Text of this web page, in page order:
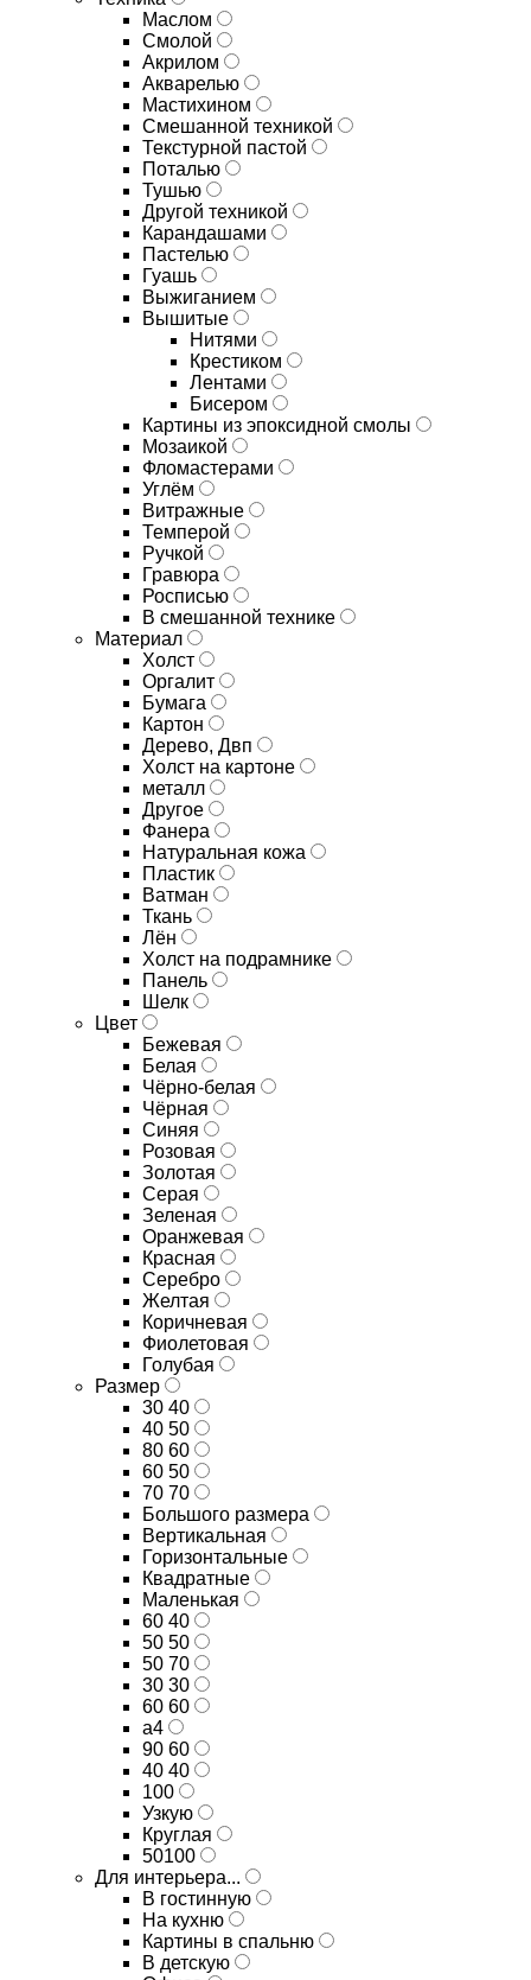
Маслом
Смолой
Акрилом
Акварелью
Мастихином
Смешанной техникой
Текстурной пастой
Поталью
Тушью
Другой техникой
Карандашами
Пастелью
Гуашь
Выжиганием
Вышитые
Нитями
Крестиком
Лентами
Бисером
Картины из эпоксидной смолы
Мозаикой
Фломастерами
Углём
Витражные
Темперой
Ручкой
Гравюра
Росписью
В смешанной технике
Материал
Холст
Оргалит
Бумага
Картон
Дерево, Двп
Холст на картоне
металл
Другое
Фанера
Натуральная кожа
Пластик
Ватман
Ткань
Лён
Холст на подрамнике
Панель
Шелк
Цвет
Бежевая
Белая
Чёрно-белая
Чёрная
Синяя
Розовая
Золотая
Серая
Зеленая
Оранжевая
Красная
Серебро
Желтая
Коричневая
Фиолетовая
Голубая
Размер
30 40
40 50
80 60
60 50
70 70
Большого размера
Вертикальная
Горизонтальные
Квадратные
Маленькая
60 40
50 50
50 70
30 30
60 60
а4
90 60
40 40
100
Узкую
Круглая
50100
Для интерьера...
В гостинную
На кухню
Картины в спальню
В детскую